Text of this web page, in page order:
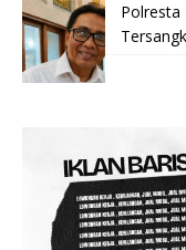
Polresta